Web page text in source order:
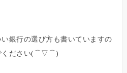
銀行の選び方も書いていますの
ください(⌒▽⌒)